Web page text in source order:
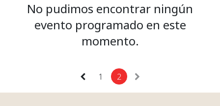
No pudimos encontrar ningún
evento programado en este
momento.
1 2